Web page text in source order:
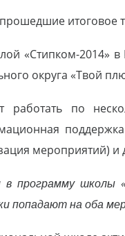
итоговое
«Стипком-2014» в
округа «Твой
работать по
мероприятий) и
программу школы
попадают на оба